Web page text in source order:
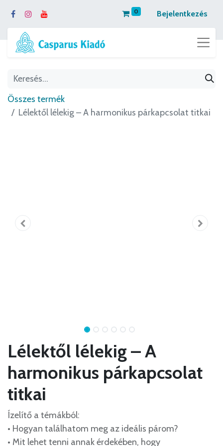
0 Bejelentkezés
Összes termék
Lélektől lélekig – A harmonikus párkapcsolat titkai
Lélektől lélekig – A
harmonikus párkapcsolat
titkai
Ízelítő a témákból:
• Hogyan találhatom meg az ideális párom?
• Mit lehet tenni annak érdekében, hogy